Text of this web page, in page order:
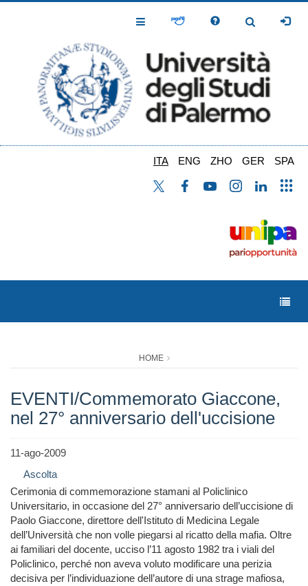
Toggle
Toggle
ITA ENG ZHO GER SPA
HOME
EVENTI/Commemorato Giaccone,
nel 27° anniversario dell'uccisione
11-ago-2009
Ascolta
Cerimonia di commemorazione stamani al Policlinico
Universitario, in occasione del 27° anniversario dell’uccisione di
Paolo Giaccone, direttore dell'Istituto di Medicina Legale
dell’Università che non volle piegarsi al ricatto della mafia. Oltre
ai familiari del docente, ucciso l’11 agosto 1982 tra i viali del
Policlinico, perché non aveva voluto modificare una perizia
decisiva per l’individuazione dell’autore di una strage mafiosa,